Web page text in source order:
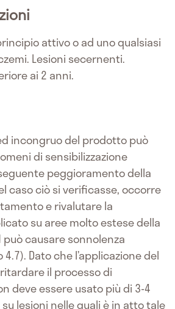
attivo o ad uno qualsiasi
Lesioni secernenti.
ai 2 anni.
incongruo del prodotto può
di sensibilizzazione
peggioramento della
caso ciò si verificasse, occorre
e rivalutare la
su aree molto estese della
può causare sonnolenza
Dato che l’applicazione del
ritardare il processo di
deve essere usato più di 3-4
lesioni nelle quali è in atto tale